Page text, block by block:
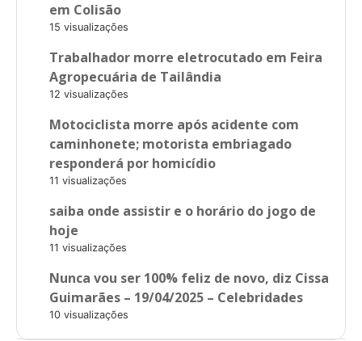
em Colisão
15 visualizações
Trabalhador morre eletrocutado em Feira
Agropecuária de Tailândia
12 visualizações
Motociclista morre após acidente com
caminhonete; motorista embriagado
responderá por homicídio
11 visualizações
saiba onde assistir e o horário do jogo de
hoje
11 visualizações
Nunca vou ser 100% feliz de novo, diz Cissa
Guimarães – 19/04/2025 – Celebridades
10 visualizações